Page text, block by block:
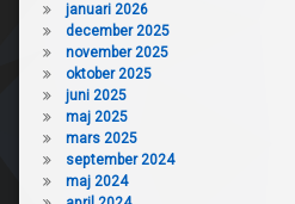
januari 2026
december 2025
november 2025
oktober 2025
juni 2025
maj 2025
mars 2025
september 2024
maj 2024